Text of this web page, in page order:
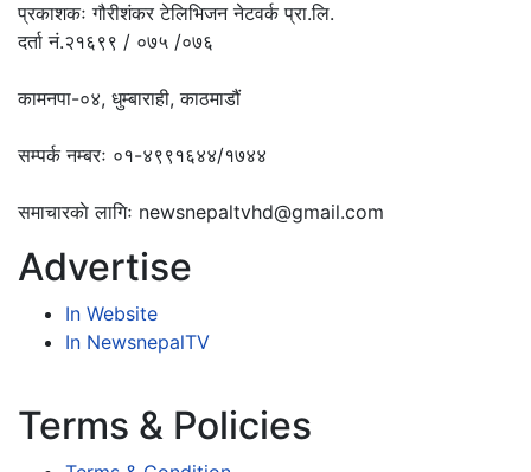
प्रकाशकः गौरीशंकर टेलिभिजन नेटवर्क प्रा.लि.
दर्ता नं.२१६९९ / ०७५ /०७६
कामनपा-०४, धुम्बाराही, काठमाडौं
सम्पर्क नम्बरः ०१-४९९१६४४/१७४४
समाचारकाे लागिः newsnepaltvhd@gmail.com
Advertise
In Website
In NewsnepalTV
Terms & Policies